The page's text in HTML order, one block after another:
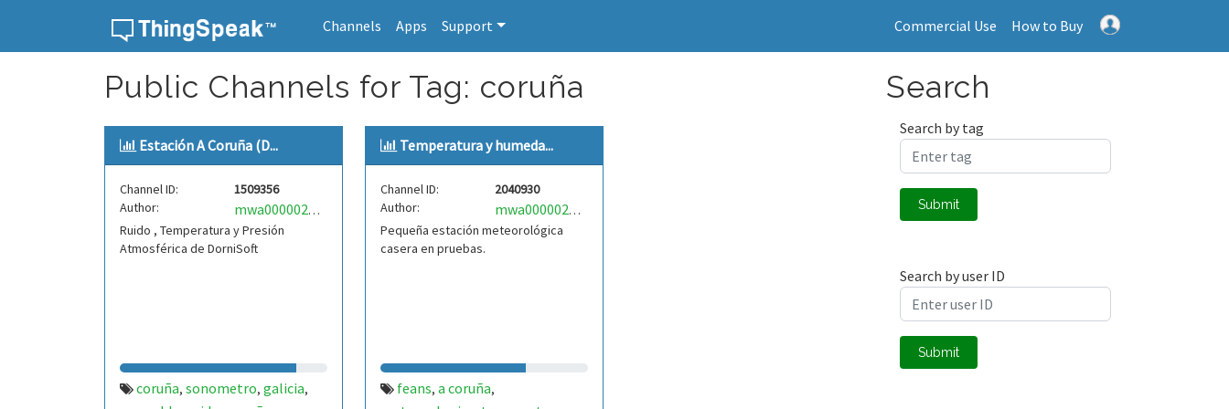
Channels Apps Support Commercial Use How to Buy
Public Channels for Tag: coruña
Estación A Coruña (D...
Channel ID:
1509356
Author:
mwa0000023933913
Ruido , Temperatura y Presión
Atmosférica de DorniSoft
coruña, sonometro, galicia,
Temperatura y humeda...
Channel ID:
2040930
Author:
mwa0000029253577
Pequeña estación meteorológica
casera en pruebas.
feans, a coruña,
Search
Search by tag
Submit
Search by user ID
Submit